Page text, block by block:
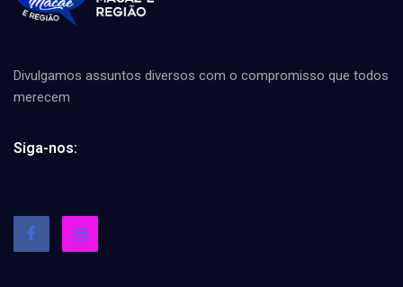
Divulgamos assuntos diversos com o compromisso que todos
merecem
Siga-nos: